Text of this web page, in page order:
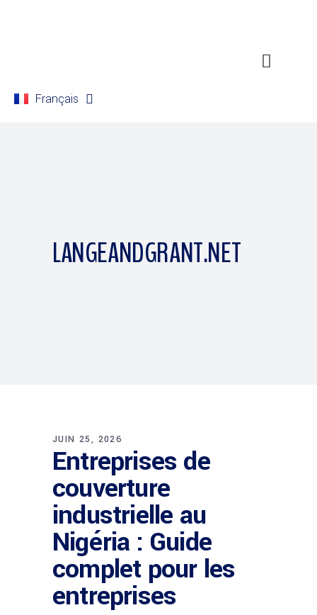
Français
English
LANGEANDGRANT.NET
JUIN 25, 2026
Entreprises de
couverture
industrielle au
Nigéria : Guide
complet pour les
entreprises